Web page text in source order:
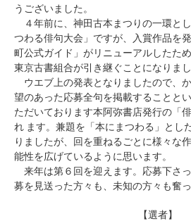
うございました。
４年前に、神田古本まつりの一環と
つわる俳句大会」ですが、入賞作品を
町公式ガイド」がリニューアルしたた
東京古書組合が引き継ぐことになりまし
ウエブ上の発表となりましたので、
望のあった応募全句を掲載することと
ただいております本阿弥書店発行の「
れ ます。兼題を「本にまつわる」とし
りましたが、回を重ねるごとに様々な
能性を広げているように思います。
来年は第６回を迎えます。応募下さ
募を見送った方々も、未知の方々も奮
【選者】